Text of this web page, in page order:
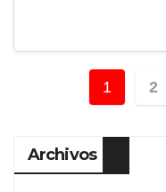
1 2
Archivos